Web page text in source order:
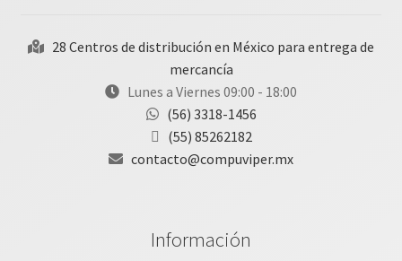
28 Centros de distribución en México para entrega de
mercancía
Lunes a Viernes 09:00 - 18:00
(56) 3318-1456
(55) 85262182
contacto@compuviper.mx
Información